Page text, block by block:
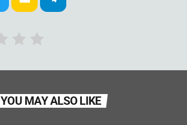
YOU MAY ALSO LIKE